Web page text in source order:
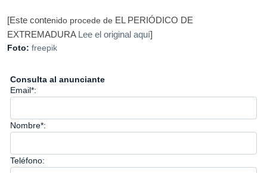
[Este contenido procede de EL PERIÓDICO DE
EXTREMADURA Lee el original aquí]
Foto: freepik
Consulta al anunciante
Email*:
Nombre*:
Teléfono: